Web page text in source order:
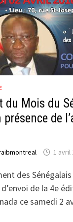
du Mois du
présence de
1 avril
des Sénégalais
de la 4e
ce samedi 2